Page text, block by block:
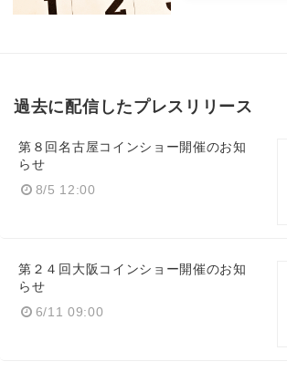
過去に配信したプレスリリース
第８回名古屋コインショー開催のお知
らせ
8/5 12:00
第２４回大阪コインショー開催のお知
らせ
6/11 09:00